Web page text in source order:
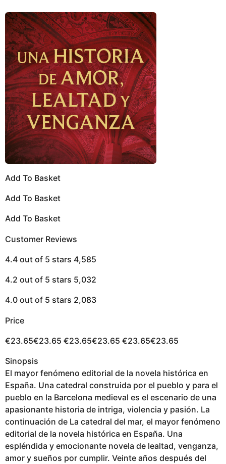
Add To Basket
Add To Basket
Add To Basket
Customer Reviews
4.4 out of 5 stars 4,585
4.2 out of 5 stars 5,032
4.0 out of 5 stars 2,083
Price
€23.65€23.65 €23.65€23.65 €23.65€23.65
Sinopsis
El mayor fenómeno editorial de la novela histórica en
España. Una catedral construida por el pueblo y para el
pueblo en la Barcelona medieval es el escenario de una
apasionante historia de intriga, violencia y pasión. La
continuación de La catedral del mar, el mayor fenómeno
editorial de la novela histórica en España. Una
espléndida y emocionante novela de lealtad, venganza,
amor y sueños por cumplir. Veinte años después del